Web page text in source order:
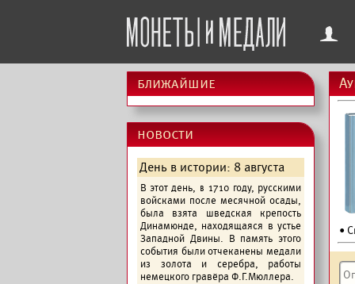
f
ближайшие
новости
День в истории: 8 августа
В этот день, в 1710 году, русскими
войсками после месячной осады,
была взята шведская крепость
Динамюнде, находящаяся в устье
Западной Двины. В память этого
события были отчеканены медали
из золота и серебра, работы
немецкого гравёра Ф.Г.Мюллера.
•